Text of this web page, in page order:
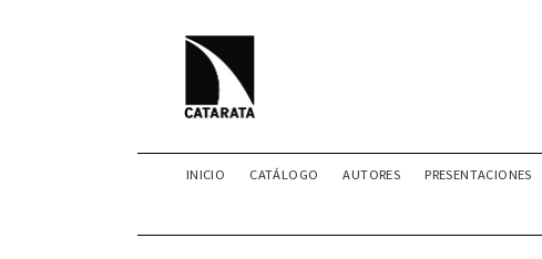
INICIO CATÁLOGO AUTORES PRESENTACIONES